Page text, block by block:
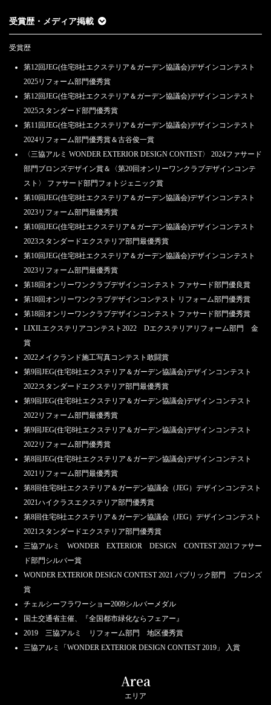
受賞歴・メディア掲載
受賞歴
第12回JEG(住宅8社エクステリア＆ガーデン協議会)デザインコンテスト
2025リフォーム部門優秀賞
第12回JEG(住宅8社エクステリア＆ガーデン協議会)デザインコンテスト
2025スタンダード部門優秀賞
第11回JEG(住宅8社エクステリア＆ガーデン協議会)デザインコンテスト
2024リフォーム部門優秀賞＆古谷俊一賞
〈三協アルミ WONDER EXTERIOR DESIGN CONTEST〉 2024ファサード
部門ブロンズデザイン賞＆〈第20回オンリーワンクラブデザインコンテ
スト〉 ファサード部門フォトジェニック賞
第10回JEG(住宅8社エクステリア＆ガーデン協議会)デザインコンテスト
2023リフォーム部門最優秀賞
第10回JEG(住宅8社エクステリア＆ガーデン協議会)デザインコンテスト
2023スタンダードエクステリア部門最優秀賞
第10回JEG(住宅8社エクステリア＆ガーデン協議会)デザインコンテスト
2023リフォーム部門最優秀賞
第18回オンリーワンクラブデザインコンテスト ファサード部門優良賞
第18回オンリーワンクラブデザインコンテスト リフォーム部門優秀賞
第18回オンリーワンクラブデザインコンテスト ファサード部門優秀賞
LIXILエクステリアコンテスト2022 Dエクステリアリフォーム部門 金
賞
2022メイクランド施工写真コンテスト敢闘賞
第9回JEG(住宅8社エクステリア＆ガーデン協議会)デザインコンテスト
2022スタンダードエクステリア部門最優秀賞
第9回JEG(住宅8社エクステリア＆ガーデン協議会)デザインコンテスト
2022リフォーム部門最優秀賞
第9回JEG(住宅8社エクステリア＆ガーデン協議会)デザインコンテスト
2022リフォーム部門優秀賞
第8回JEG(住宅8社エクステリア＆ガーデン協議会)デザインコンテスト
2021リフォーム部門最優秀賞
第8回住宅8社エクステリア＆ガーデン協議会（JEG）デザインコンテスト
2021ハイクラスエクステリア部門優秀賞
第8回住宅8社エクステリア＆ガーデン協議会（JEG）デザインコンテスト
2021スタンダードエクステリア部門優秀賞
三協アルミ WONDER EXTERIOR DESIGN CONTEST 2021ファサー
ド部門シルバー賞
WONDER EXTERIOR DESIGN CONTEST 2021 パブリック部門 ブロンズ
賞
チェルシーフラワーショー2009シルバーメダル
国土交通省主催、『全国都市緑化ならフェアー』
2019 三協アルミ リフォーム部門 地区優秀賞
三協アルミ「WONDER EXTERIOR DESIGN CONTEST 2019」 入賞
Area
エリア